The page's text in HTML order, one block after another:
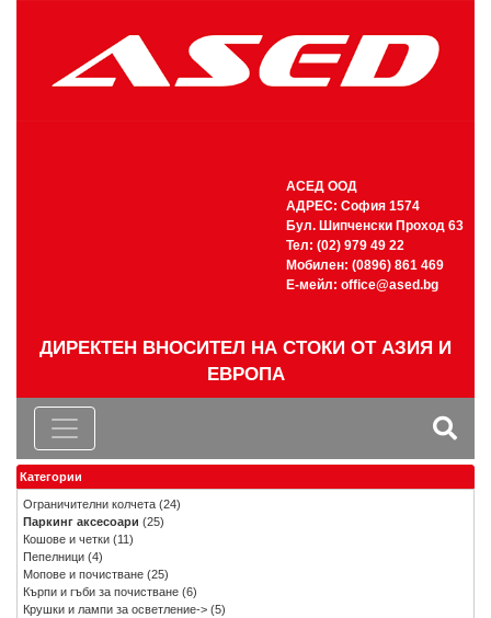
АСЕД ООД
АДРЕС: София 1574
Бул. Шипченски Проход 63
Тел: (02) 979 49 22
Мобилен: (0896) 861 469
Е-мейл: office@ased.bg
ДИРЕКТЕН ВНОСИТЕЛ НА СТОКИ ОТ АЗИЯ И
ЕВРОПА
Категории
Ограничителни колчета (24)
Паркинг аксесоари (25)
Кошове и четки (11)
Пепелници (4)
Мопове и почистване (25)
Кърпи и гъби за почистване (6)
Крушки и лампи за осветление-> (5)